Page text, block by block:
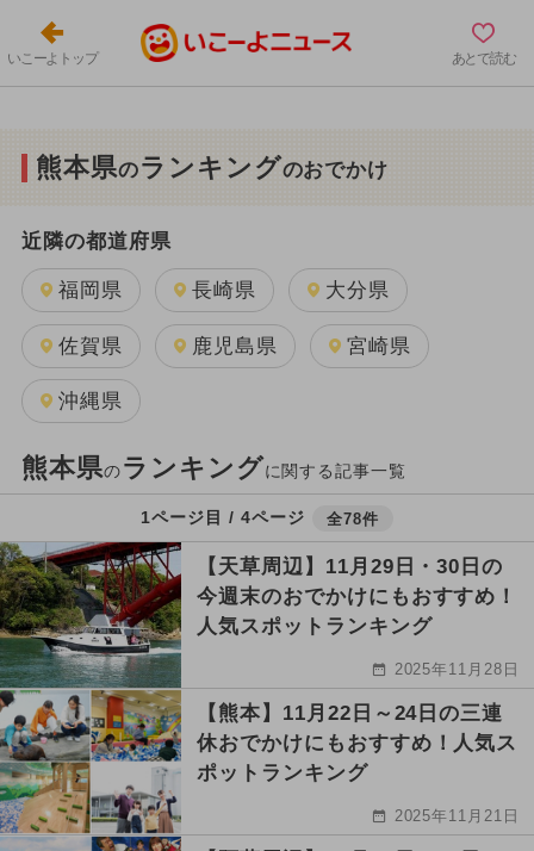
いこーよトップ あとで読む
熊本県のランキングのおでかけ
近隣の都道府県
福岡県 長崎県 大分県
佐賀県 鹿児島県 宮崎県
沖縄県
熊本県のランキングに関する記事一覧
1ページ目 / 4ページ 全78件
【天草周辺】11月29日・30日の
今週末のおでかけにもおすすめ！
人気スポットランキング
2025年11月28日
【熊本】11月22日～24日の三連
休おでかけにもおすすめ！人気ス
ポットランキング
2025年11月21日